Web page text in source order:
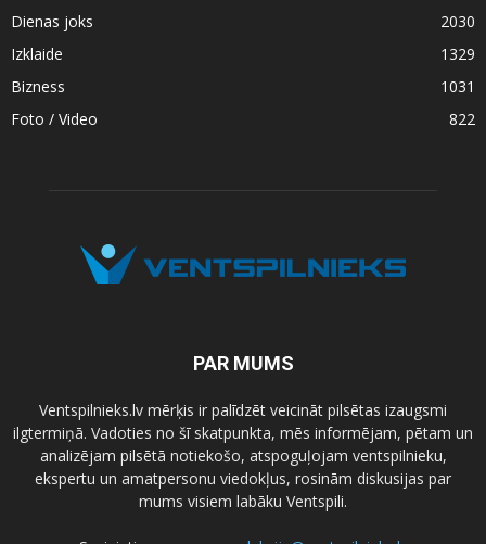
Dienas joks
2030
Izklaide
1329
Bizness
1031
Foto / Video
822
PAR MUMS
Ventspilnieks.lv mērķis ir palīdzēt veicināt pilsētas izaugsmi
ilgtermiņā. Vadoties no šī skatpunkta, mēs informējam, pētam un
analizējam pilsētā notiekošo, atspoguļojam ventspilnieku,
ekspertu un amatpersonu viedokļus, rosinām diskusijas par
mums visiem labāku Ventspili.